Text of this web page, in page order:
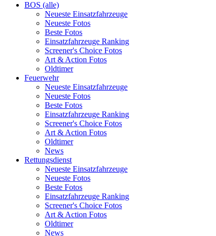
BOS (alle)
Neueste Einsatzfahrzeuge
Neueste Fotos
Beste Fotos
Einsatzfahrzeuge Ranking
Screener's Choice Fotos
Art & Action Fotos
Oldtimer
Feuerwehr
Neueste Einsatzfahrzeuge
Neueste Fotos
Beste Fotos
Einsatzfahrzeuge Ranking
Screener's Choice Fotos
Art & Action Fotos
Oldtimer
News
Rettungsdienst
Neueste Einsatzfahrzeuge
Neueste Fotos
Beste Fotos
Einsatzfahrzeuge Ranking
Screener's Choice Fotos
Art & Action Fotos
Oldtimer
News